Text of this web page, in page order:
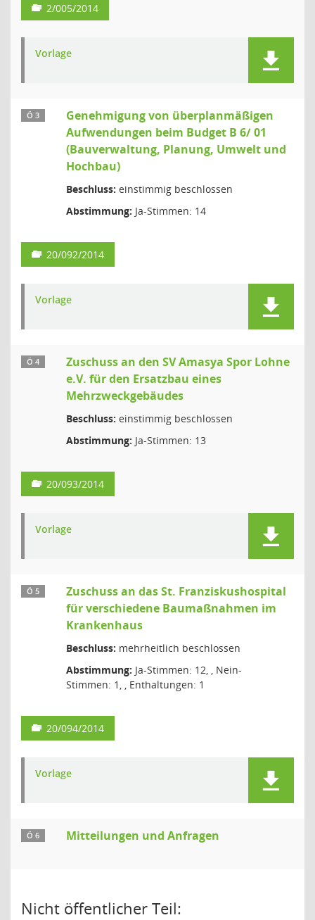
2/005/2014
Vorlage
Ö 3
Genehmigung von überplanmäßigen
Aufwendungen beim Budget B 6/ 01
(Bauverwaltung, Planung, Umwelt und
Hochbau)
Beschluss: einstimmig beschlossen
Abstimmung: Ja-Stimmen: 14
20/092/2014
Vorlage
Ö 4
Zuschuss an den SV Amasya Spor Lohne
e.V. für den Ersatzbau eines
Mehrzweckgebäudes
Beschluss: einstimmig beschlossen
Abstimmung: Ja-Stimmen: 13
20/093/2014
Vorlage
Ö 5
Zuschuss an das St. Franziskushospital
für verschiedene Baumaßnahmen im
Krankenhaus
Beschluss: mehrheitlich beschlossen
Abstimmung: Ja-Stimmen: 12, , Nein-
Stimmen: 1, , Enthaltungen: 1
20/094/2014
Vorlage
Ö 6 Mitteilungen und Anfragen
Nicht öffentlicher Teil: